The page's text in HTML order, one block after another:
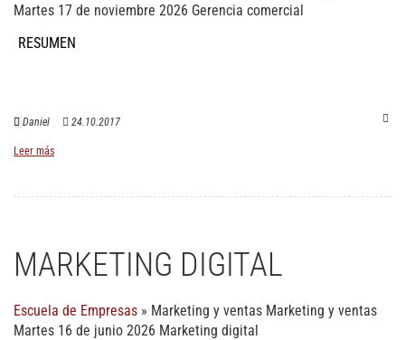
Martes 17 de noviembre 2026 Gerencia comercial
RESUMEN
Daniel 24.10.2017
Leer más
MARKETING DIGITAL
Escuela de Empresas » Marketing y ventas Marketing y ventas
Martes 16 de junio 2026 Marketing digital